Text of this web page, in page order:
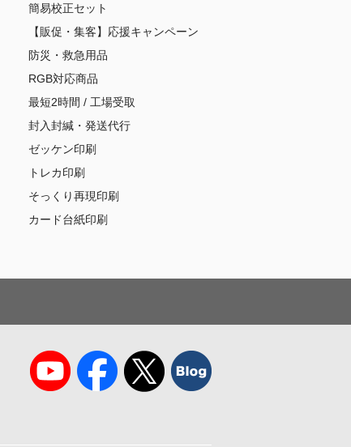
簡易校正セット
【販促・集客】応援キャンペーン
防災・救急用品
RGB対応商品
最短2時間 / 工場受取
封入封緘・発送代行
ゼッケン印刷
トレカ印刷
そっくり再現印刷
カード台紙印刷